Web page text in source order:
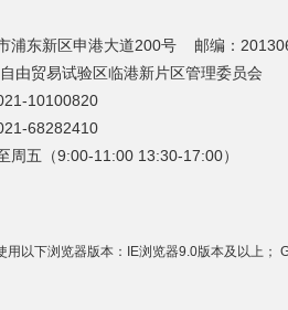
浦东新区申港大道200号 邮编：
由贸易试验区临港新片区管理委员会
10100820
68282410
周五（9:00-11:00 13:30-17:00）
用以下浏览器版本：IE浏览器9.0版本及以上